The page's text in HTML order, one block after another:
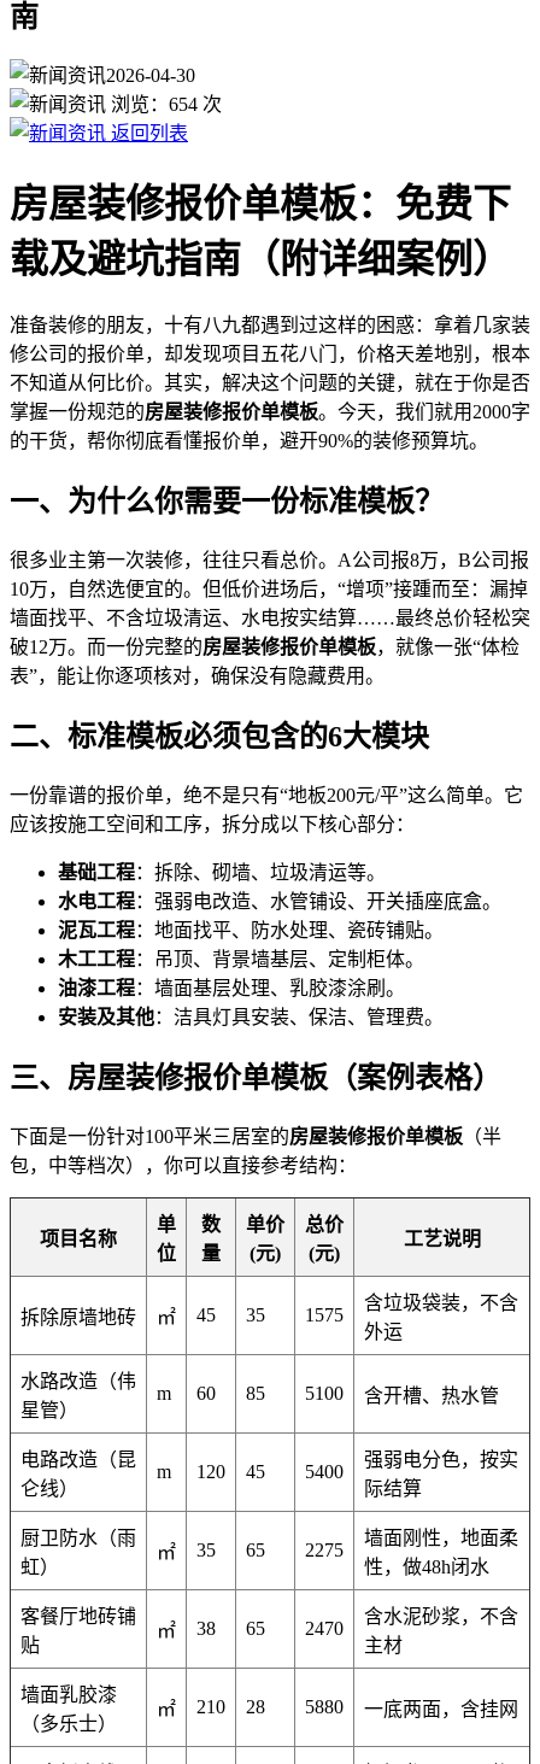
南
2026-04-30
浏览： 654 次
返回列表
房屋装修报价单模板：免费下
载及避坑指南（附详细案例）
准备装修的朋友，十有八九都遇到过这样的困惑：拿着几家装
修公司的报价单，却发现项目五花八门，价格天差地别，根本
不知道从何比价。其实，解决这个问题的关键，就在于你是否
掌握一份规范的房屋装修报价单模板。今天，我们就用2000字
的干货，帮你彻底看懂报价单，避开90%的装修预算坑。
一、为什么你需要一份标准模板？
很多业主第一次装修，往往只看总价。A公司报8万，B公司报
10万，自然选便宜的。但低价进场后，“增项”接踵而至：漏掉
墙面找平、不含垃圾清运、水电按实结算……最终总价轻松突
破12万。而一份完整的房屋装修报价单模板，就像一张“体检
表”，能让你逐项核对，确保没有隐藏费用。
二、标准模板必须包含的6大模块
一份靠谱的报价单，绝不是只有“地板200元/平”这么简单。它
应该按施工空间和工序，拆分成以下核心部分：
基础工程：拆除、砌墙、垃圾清运等。
水电工程：强弱电改造、水管铺设、开关插座底盒。
泥瓦工程：地面找平、防水处理、瓷砖铺贴。
木工工程：吊顶、背景墙基层、定制柜体。
油漆工程：墙面基层处理、乳胶漆涂刷。
安装及其他：洁具灯具安装、保洁、管理费。
三、房屋装修报价单模板（案例表格）
下面是一份针对100平米三居室的房屋装修报价单模板 （半
包，中等档次），你可以直接参考结构：
项目名称
单
位
数
量
单价
(元)
总价
(元)
工艺说明
拆除原墙地砖 ㎡ 45 35 1575
含垃圾袋装，不含
外运
水路改造（伟
星管）
m 60 85 5100 含开槽、热水管
电路改造（昆
仑线）
m 120 45 5400
强弱电分色，按实
际结算
厨卫防水（雨
虹）
㎡ 35 65 2275
墙面刚性，地面柔
性，做48h闭水
客餐厅地砖铺
贴
㎡ 38 65 2470
含水泥砂浆，不含
主材
墙面乳胶漆
（多乐士）
㎡ 210 28 5880 一底两面，含挂网